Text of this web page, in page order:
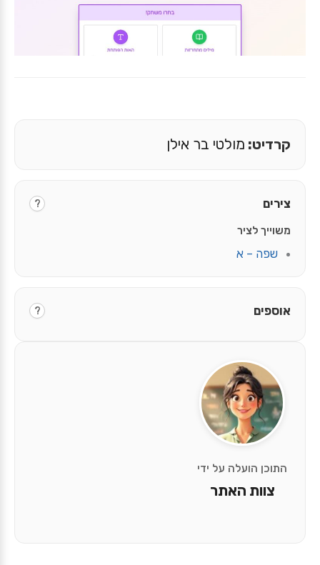
התוכן הועלה על ידי
צוות האתר
קרדיט: מולטי בר אילן
צירים ?
משוייך לציר
שפה – א
אוספים ?